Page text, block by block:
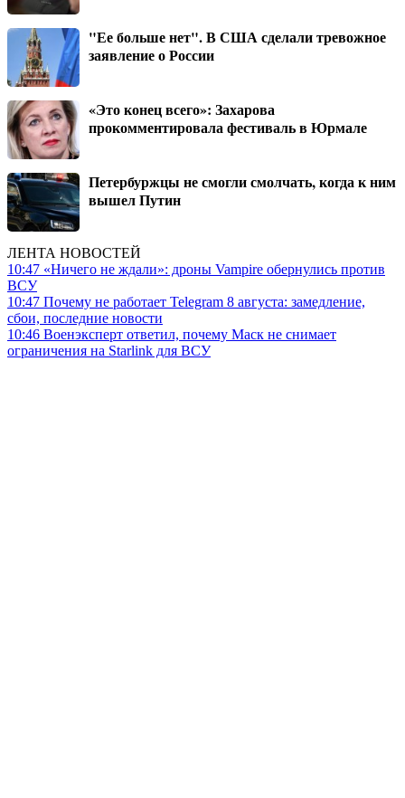
"Ее больше нет". В США сделали тревожное
заявление о России
«Это конец всего»: Захарова
прокомментировала фестиваль в Юрмале
Петербуржцы не смогли смолчать, когда к ним
вышел Путин
ЛЕНТА НОВОСТЕЙ
10:47 «Ничего не ждали»: дроны Vampire обернулись против
ВСУ
10:47 Почему не работает Telegram 8 августа: замедление,
сбои, последние новости
10:46 Военэксперт ответил, почему Маск не снимает
ограничения на Starlink для ВСУ